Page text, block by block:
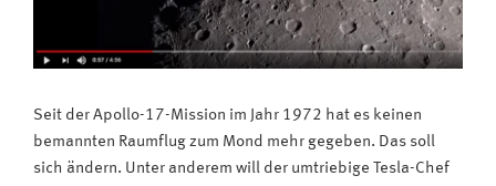
Seit der Apollo-17-Mission im Jahr 1972 hat es keinen
bemannten Raumflug zum Mond mehr gegeben. Das soll
sich ändern. Unter anderem will der umtriebige Tesla-Chef